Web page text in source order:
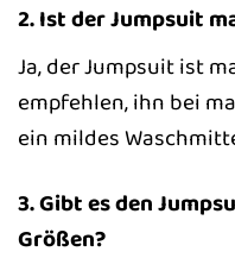
2. Ist der Jumpsuit
Ja, der Jumpsuit ist
empfehlen, ihn bei
ein mildes
3. Gibt es den
Größen?